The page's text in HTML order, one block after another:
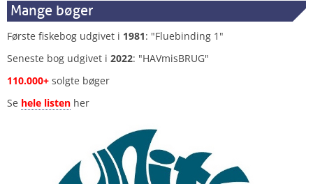
Mange bøger
Første fiskebog udgivet i 1981: "Fluebinding 1"
Seneste bog udgivet i 2022: "HAVmisBRUG"
110.000+ solgte bøger
Se hele listen her